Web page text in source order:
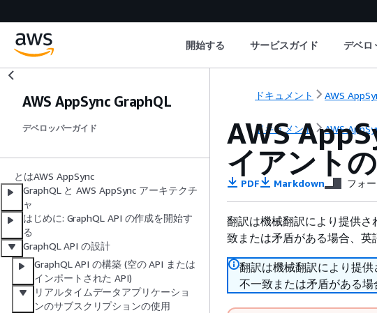
開始する サービスガイド デベロ
AWS AppSync GraphQL
デベロッパーガイド
とはAWS AppSync
GraphQL と AWS AppSync アーキテクチ
ャ
はじめに: GraphQL API の作成を開始す
る
GraphQL API の設計
GraphQL API の構築 (空の API または
インポートされた API)
リアルタイムデータアプリケーショ
ンのサブスクリプションの使用
ドキュメント AWS
ドキュメント AWS
AWS
イアント
PDF Markdown フォ
翻訳は機械翻訳により提供
致または矛盾がある場合、英
翻訳は機械翻訳により提供
不一致または矛盾がある場